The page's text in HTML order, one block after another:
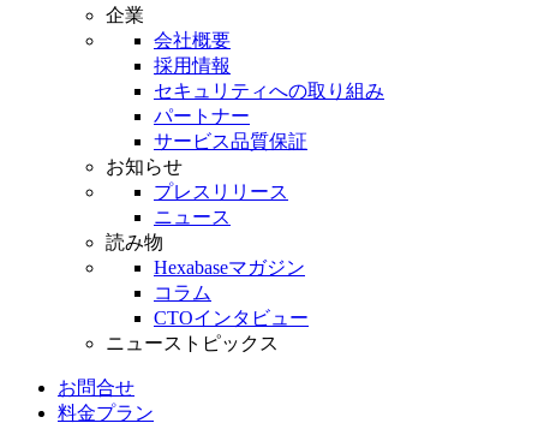
企業
会社概要
採用情報
セキュリティへの取り組み
パートナー
サービス品質保証
お知らせ
プレスリリース
ニュース
読み物
Hexabaseマガジン
コラム
CTOインタビュー
ニューストピックス
お問合せ
料金プラン